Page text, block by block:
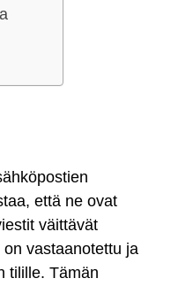
että ne ovat
väittävät
vastaanotettu ja
tilille. Tämän